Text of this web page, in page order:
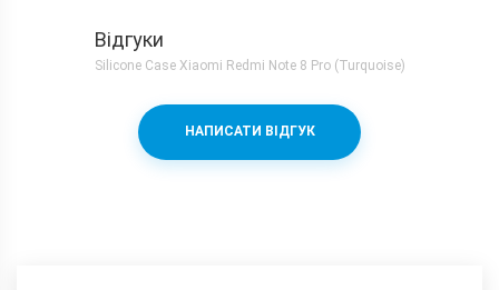
Відгуки
Silicone Case Xiaomi Redmi Note 8 Pro (Turquoise)
НАПИСАТИ ВІДГУК